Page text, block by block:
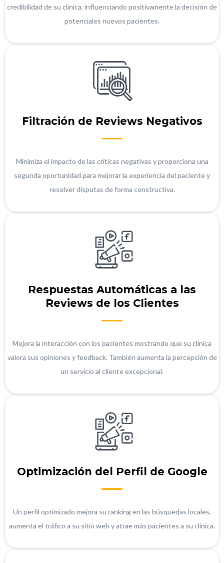
credibilidad de su clínica, influenciando positivamente la decisión de
potenciales nuevos pacientes.
Filtración de Reviews Negativos
Minimiza el impacto de las críticas negativas y proporciona una
segunda oportunidad para mejorar la experiencia del paciente y
resolver disputas de forma constructiva.
Respuestas Automáticas a las
Reviews de los Clientes
Mejora la interacción con los pacientes mostrando que su clínica
valora sus opiniones y feedback. También aumenta la percepción de
un servicio al cliente excepcional.
Optimización del Perfil de Google
Un perfil optimizado mejora su ranking en las búsquedas locales,
aumenta el tráfico a su sitio web y atrae más pacientes a su clínica.